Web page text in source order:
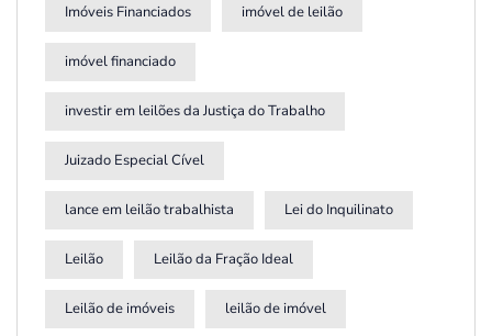
Imóveis Financiados imóvel de leilão
imóvel financiado
investir em leilões da Justiça do Trabalho
Juizado Especial Cível
lance em leilão trabalhista Lei do Inquilinato
Leilão Leilão da Fração Ideal
Leilão de imóveis leilão de imóvel